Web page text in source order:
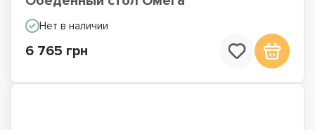
Нет в наличии
6 765 грн